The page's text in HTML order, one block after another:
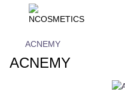
ACNEMY
ACNEMY